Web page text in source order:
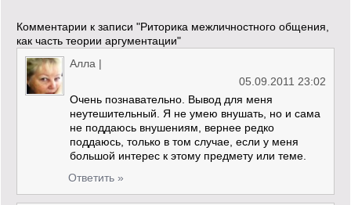
Комментарии к записи "Риторика межличностного общения,
как часть теории аргументации"
Алла |
05.09.2011 23:02
Очень познавательно. Вывод для меня
неутешительный. Я не умею внушать, но и сама
не поддаюсь внушениям, вернее редко
поддаюсь, только в том случае, если у меня
большой интерес к этому предмету или теме.
Ответить »